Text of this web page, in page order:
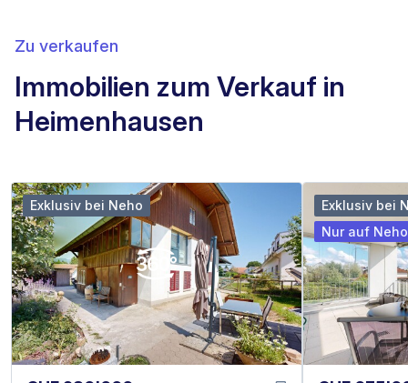
Zu verkaufen
Immobilien zum Verkauf in
Heimenhausen
Exklusiv bei Neho
Exklusiv bei
Nur auf Neho